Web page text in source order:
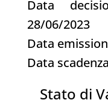
Data
28/06/2023
Data
Data
Stato di